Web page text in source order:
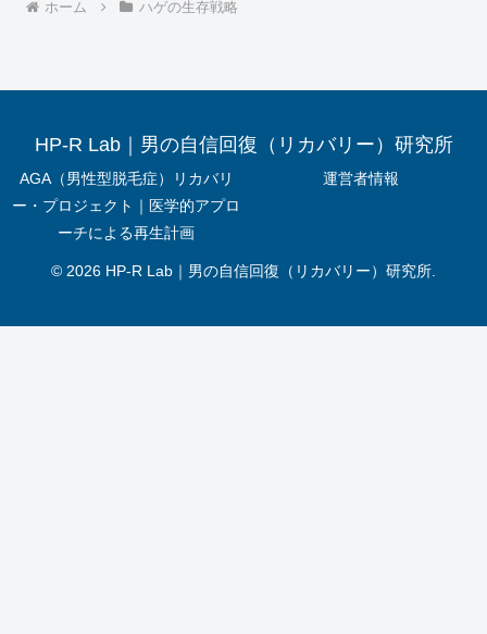
ホーム ハゲの生存戦略
HP-R Lab｜男の自信回復（リカバリー）研究所
AGA（男性型脱毛症）リカバリ
ー・プロジェクト｜医学的アプロ
ーチによる再生計画
運営者情報
© 2026 HP-R Lab｜男の自信回復（リカバリー）研究所.